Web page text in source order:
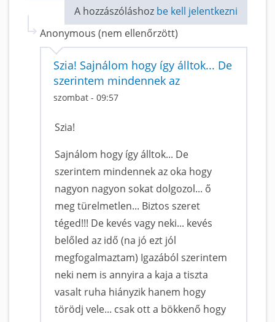
A hozzászóláshoz be kell jelentkezni
Anonymous (nem ellenőrzött)
Szia! Sajnálom hogy így álltok... De
szerintem mindennek az
szombat - 09:57
Szia!
Sajnálom hogy így álltok... De
szerintem mindennek az oka hogy
nagyon nagyon sokat dolgozol... ő
meg türelmetlen... Biztos szeret
téged!!! De kevés vagy neki... kevés
belőled az idő (na jó ezt jól
megfogalmaztam) Igazából szerintem
neki nem is annyira a kaja a tiszta
vasalt ruha hiányzik hanem hogy
törödj vele... csak ott a bökkenő hogy